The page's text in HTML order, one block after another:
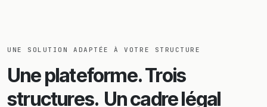
UNE SOLUTION ADAPTÉE À VOTRE STRUCTURE
Une plateforme. Trois
structures. Un cadre légal